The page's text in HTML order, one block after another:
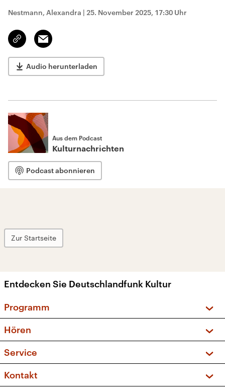
Nestmann, Alexandra | 25. November 2025, 17:30 Uhr
Link
kopieren/teilen
Email
Audio herunterladen
Aus dem Podcast
Kulturnachrichten
Podcast abonnieren
Zur Startseite
Entdecken Sie Deutschlandfunk Kultur
Programm
Sendungen und Podcasts
Musikliste
Kakadu – Das Kinderprogramm
Hören
Frequenzen (UKW + DAB+)
Service
FAQ
Apps
Kontakt